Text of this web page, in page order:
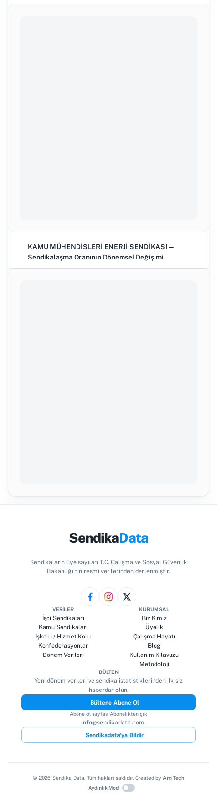
KAMU MÜHENDİSLERİ ENERJİ SENDİKASI —
Sendikalaşma Oranının Dönemsel Değişimi
SendikaData
Sendikaların üye sayıları T.C. Çalışma ve Sosyal Güvenlik
Bakanlığı'nın resmi verilerinden derlenmiştir.
VERILER
İşçi Sendikaları
Kamu Sendikaları
İşkolu / Hizmet Kolu
Konfederasyonlar
Dönem Verileri
KURUMSAL
Biz Kimiz
Üyelik
Çalışma Hayatı
Blog
Kullanım Kılavuzu
Metodoloji
BÜLTEN
Yeni dönem verileri ve sendika istatistiklerinden ilk siz
haberdar olun.
Bültene Abone Ol
Abone ol sayfası·Abonelikten çık
info@sendikadata.com
Sendikadata'ya Bildir
© 2026 Sendika Data. Tüm hakları saklıdır. Created by ArciTech
Aydınlık Mod